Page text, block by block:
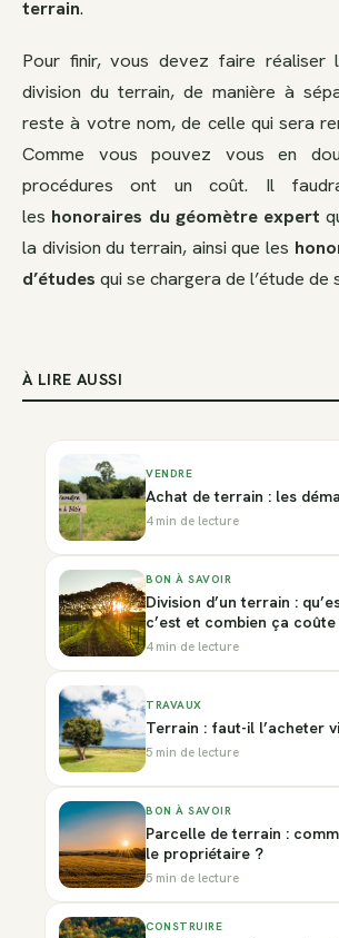
terrain.
Pour finir, vous devez faire réaliser
division du terrain, de manière à
reste à votre nom, de celle qui sera
Comme vous pouvez vous en
procédures ont un coût. Il
les honoraires du géomètre expert
la division du terrain, ainsi que les
d’études qui se chargera de l’étude de
À LIRE AUSSI
VENDRE
Achat de terrain : les
4 min de lecture
BON À SAVOIR
Division d’un terrain :
c’est et combien ça coûte
4 min de lecture
TRAVAUX
Terrain : faut-il l’acheter
5 min de lecture
BON À SAVOIR
Parcelle de terrain :
le propriétaire ?
5 min de lecture
CONSTRUIRE